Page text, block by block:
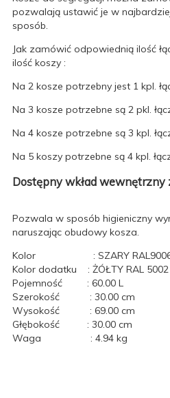
pozwalają ustawić je w
sposób.
Jak zamówić odpowiednią ilość
ilość koszy :
Na 2 kosze potrzebny jest 1 kpl.
Na 3 kosze potrzebne są 2 pkl.
Na 4 kosze potrzebne są 3 kpl.
Na 5 koszy potrzebne są 4 kpl.
Dostępny wkład
Pozwala w sposób higieniczny
naruszając obudowy kosza.
Kolor : SZARY
Kolor dodatku : ŻÓŁTY RAL 5002
Pojemność : 60.00 L
Szerokość : 30.00 cm
Wysokość : 69.00 cm
Głębokość : 30.00 cm
Waga : 4.94 kg